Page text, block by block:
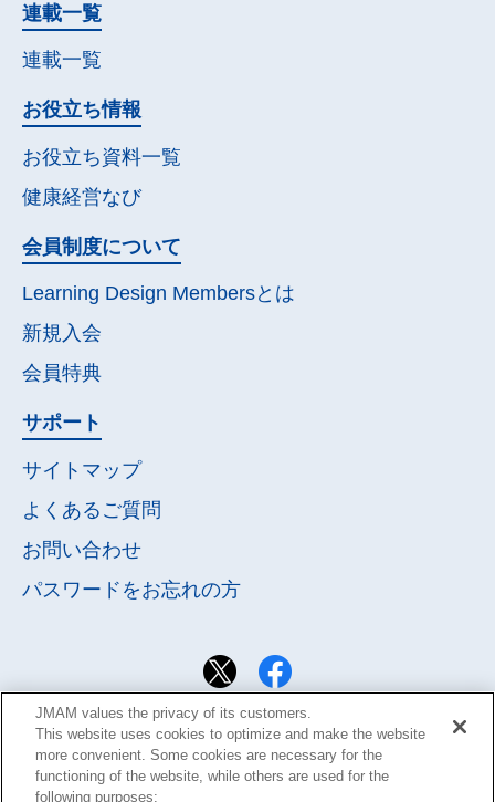
連載一覧
連載一覧
お役立ち情報
お役立ち資料一覧
健康経営なび
会員制度について
Learning Design Membersとは
新規入会
会員特典
サポート
サイトマップ
よくあるご質問
お問い合わせ
パスワードをお忘れの方
JMAM values the privacy of its customers.
This website uses cookies to optimize and make the website
more convenient. Some cookies are necessary for the
functioning of the website, while others are used for the
following purposes: